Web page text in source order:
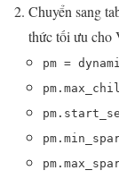
Chuyển sang
thức tối ưu
pm =